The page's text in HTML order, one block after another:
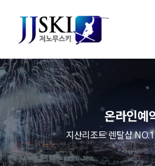
온라인예
지산리조트 렌탈샵